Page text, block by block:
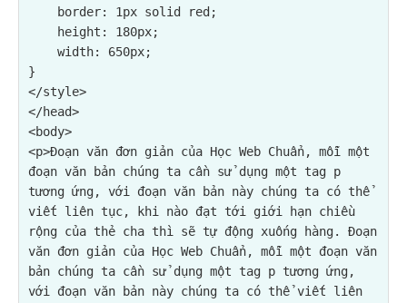
}
</style>
</head>
<p>Đoạn văn đơn giản của Học Web Chuẩn, mỗi một
đoạn văn bản chúng ta cần sử dụng một tag p
tương ứng, với đoạn văn bản này chúng ta có thể
viết liên tục, khi nào đạt tới giới hạn chiều
rộng của thẻ cha thì sẽ tự động xuống hàng. Đoạn
văn đơn giản của Học Web Chuẩn, mỗi một đoạn văn
bản chúng ta cần sử dụng một tag p tương ứng,
với đoạn văn bản này chúng ta có thể viết liên